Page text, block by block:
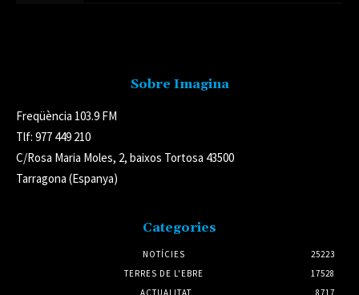
Sobre Imagina
Freqüència 103.9 FM
Tlf: 977 449 210
C/Rosa Maria Moles, 2, baixos Tortosa 43500
Tarragona (Espanya)
Categories
NOTÍCIES
25223
TERRES DE L'EBRE
17528
ACTUALITAT
8717